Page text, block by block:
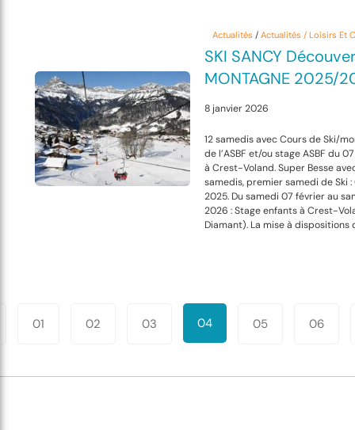
Actualités / Actualités / Loisirs Et
SKI SANCY
MONTAGNE 2025/
8 janvier 2026
12 samedis avec Cours de Ski/
de l’ASBF et/ou stage ASBF du
à Crest-Voland. Super Besse avec
samedis, premier samedi de Ski
2025. Du samedi 07 février au
2026 : Stage enfants à Crest-
Diamant). La mise à dispositions
01 02 03 04 05 06